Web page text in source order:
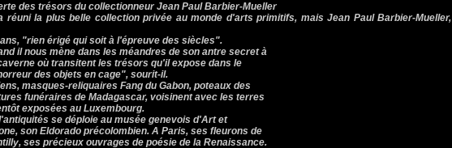
des trésors du collectionneur Jean Paul Barbier-Mueller
réuni la plus belle collection privée au monde d'arts primitifs, mais Jean Paul Barbier-Mueller,
"rien érigé qui soit à l'épreuve des siècles".
il nous mène dans les méandres de son antre secret à
où transitent les trésors qu'il expose dans le
des objets en cage", sourit-il.
masques-reliquaires Fang du Gabon, poteaux des
funéraires de Madagascar, voisinent avec les terres
exposées au Luxembourg.
se déploie au musée genevois d'Art et
son Eldorado précolombien. A Paris, ses fleurons de
ses précieux ouvrages de poésie de la Renaissance.